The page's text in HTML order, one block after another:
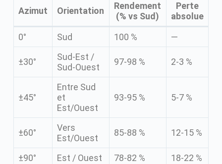
Azimut Orientation
Rendement
(% vs Sud)
Perte
absolue
0°
Sud 100 % —
±30°
Sud-Est /
Sud-Ouest
97-98 % 2-3 %
±45°
Entre Sud
et
Est/Ouest
93-95 % 5-7 %
±60°
Vers
Est/Ouest
85-88 % 12-15 %
±90° Est / Ouest 78-82 % 18-22 %